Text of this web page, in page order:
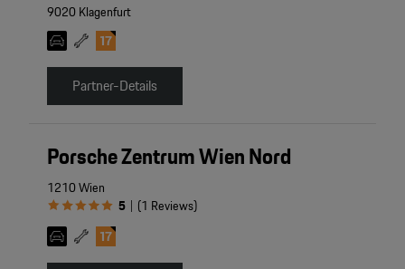
9020 Klagenfurt
Partner-Details
Porsche Zentrum Wien Nord
1210 Wien
5 | (1 Reviews)